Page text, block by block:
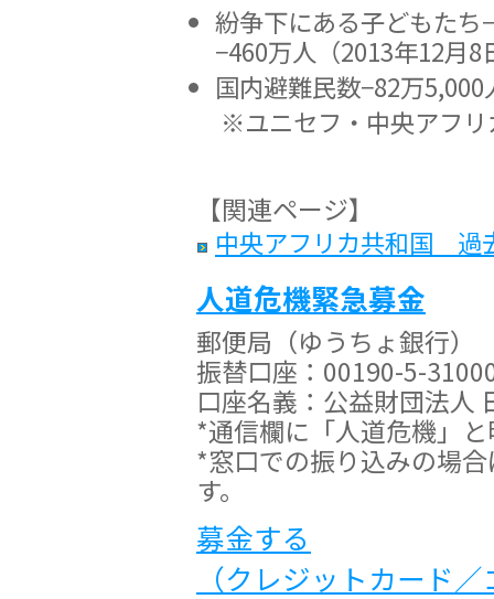
紛争下にある子どもた
−460万人（2013年12月8
国内避難民数−82万
※ユニセフ・中央アフ
【関連ページ】
中央アフリカ共和国 過
人道危機緊急募金
郵便局（ゆうちょ銀行）
振替口座：00190-5-
口座名義：公益財団法人
*通信欄に「人道危機」
*窓口での振り込みの場
す。
募金する
（クレジットカード